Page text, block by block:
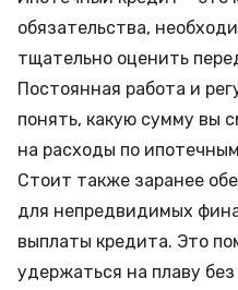
обязательства,
тщательно оценить
Постоянная работа и
понять, какую сумму вы
на расходы по
Стоит также заранее
для непредвидимых
выплаты кредита. Это
удержаться на плаву